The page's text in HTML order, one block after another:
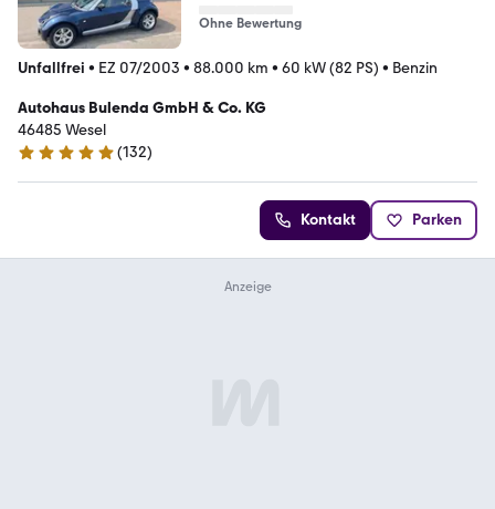
Ohne Bewertung
Unfallfrei • EZ 07/2003 • 88.000 km • 60 kW (82 PS) • Benzin
Autohaus Bulenda GmbH & Co. KG
46485 Wesel
5 Sterne
(132)
Kontakt Parken